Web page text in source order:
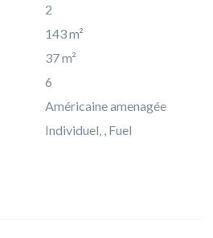
2
143 m²
37 m²
6
Américaine amenagée
Individuel, , Fuel